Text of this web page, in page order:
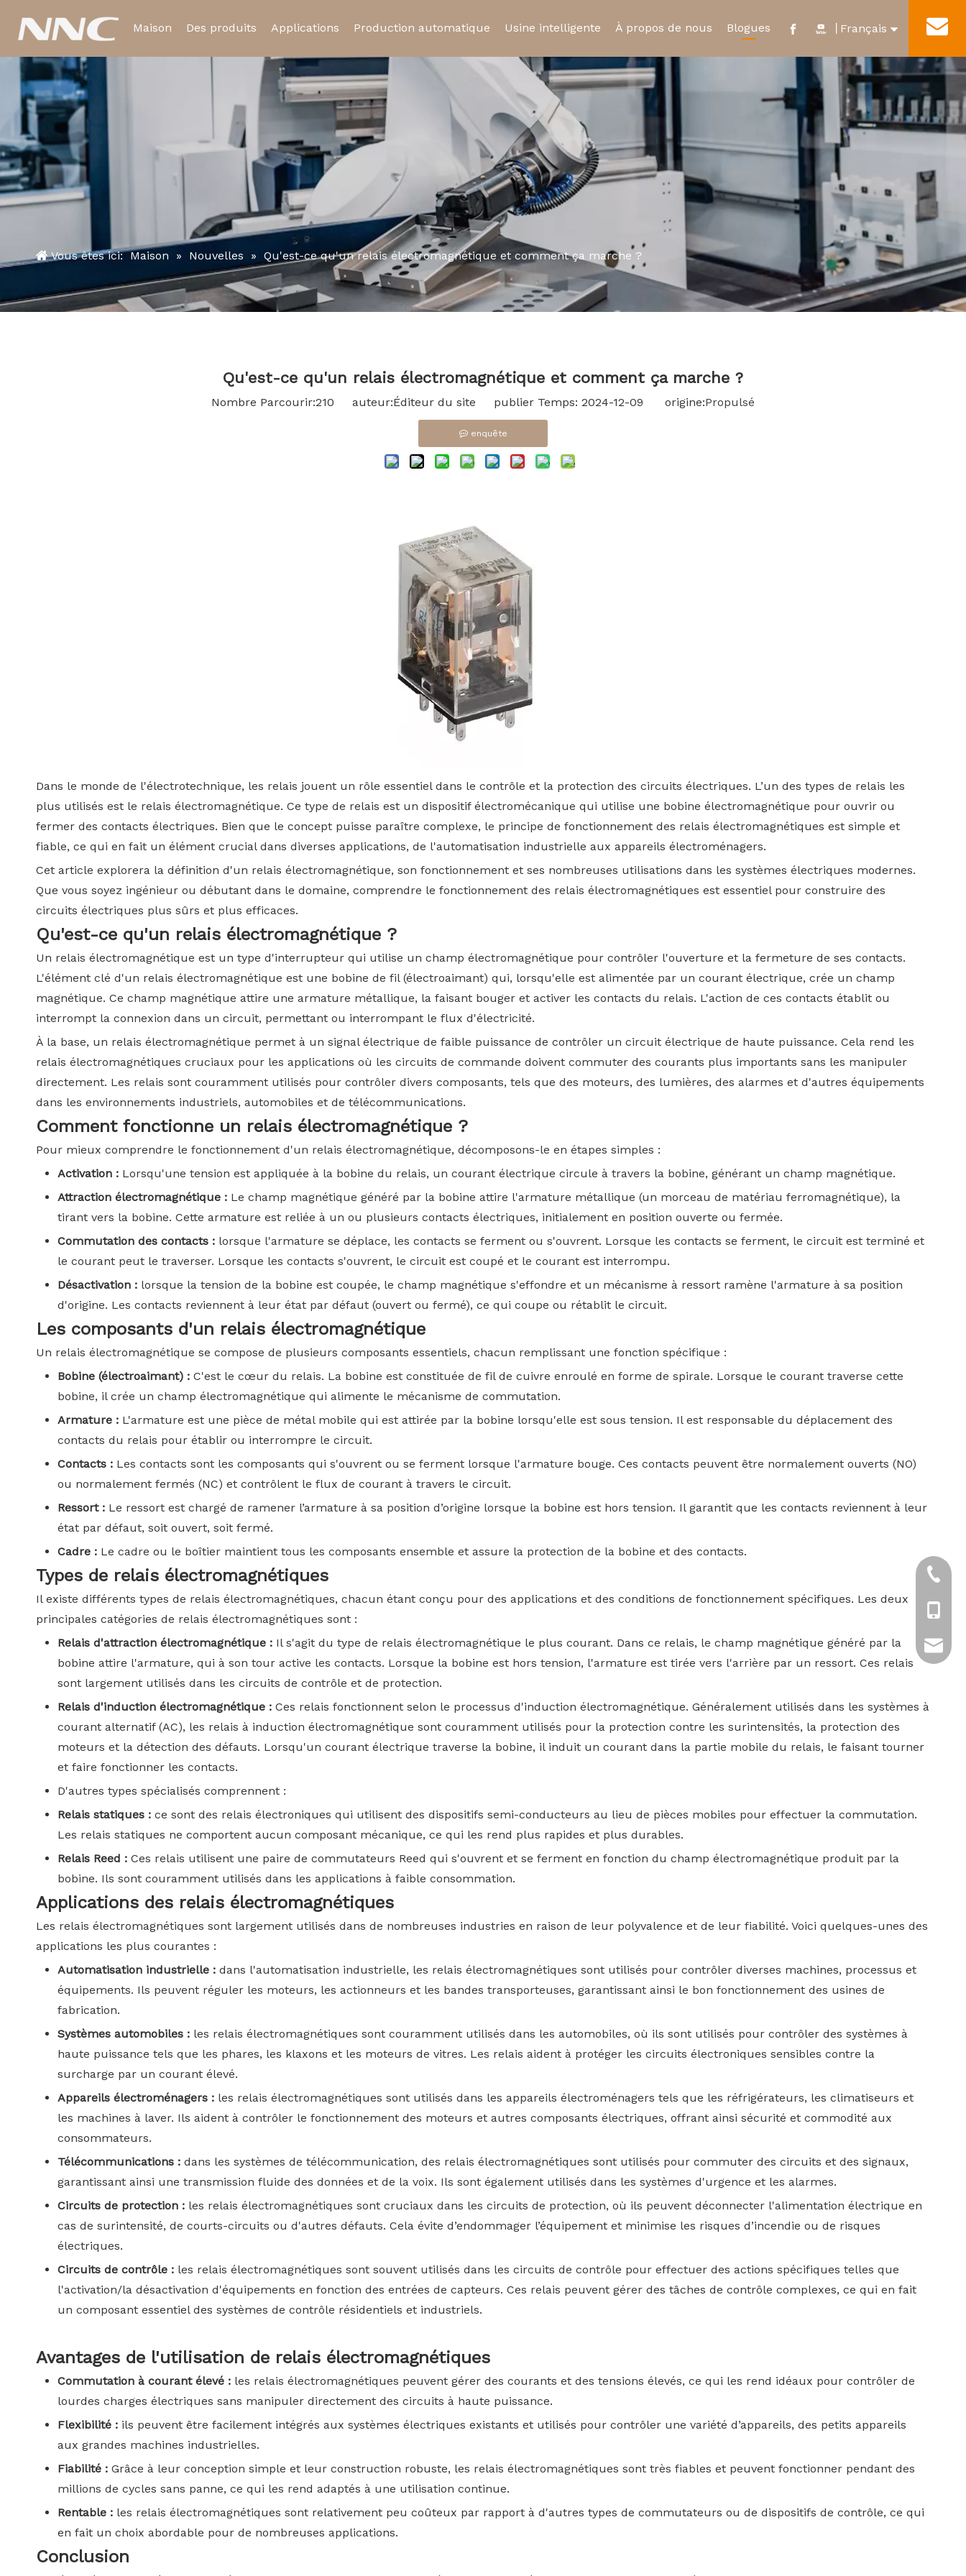
Maison Des produits
Relais électromagnétique Relais statique Relais automobile Nouveau relais d'énergie
Relais temporisé Prise de relais Micro-interrupteur Micro-interrupteur étanche
Applications Production automatique Usine intelligente À propos de nous
Certificat et distinction Visite de l'usine
Blogues Contact 丨Français
English
العربية
Português
Deutsch
Italiano
Vous êtes ici: Maison » Nouvelles » Qu'est-ce qu'un relais électromagnétique et comment ça marche ?
Qu'est-ce qu'un relais électromagnétique et comment ça marche ?
Nombre Parcourir:210 auteur:Éditeur du site publier Temps: 2024-12-09 origine:Propulsé
enquête
Dans le monde de l'électrotechnique, les relais jouent un rôle essentiel dans le contrôle et la protection des circuits électriques. L’un des types de relais les
plus utilisés est le relais électromagnétique. Ce type de relais est un dispositif électromécanique qui utilise une bobine électromagnétique pour ouvrir ou
fermer des contacts électriques. Bien que le concept puisse paraître complexe, le principe de fonctionnement des relais électromagnétiques est simple et
fiable, ce qui en fait un élément crucial dans diverses applications, de l'automatisation industrielle aux appareils électroménagers.
Cet article explorera la définition d'un relais électromagnétique, son fonctionnement et ses nombreuses utilisations dans les systèmes électriques modernes.
Que vous soyez ingénieur ou débutant dans le domaine, comprendre le fonctionnement des relais électromagnétiques est essentiel pour construire des
circuits électriques plus sûrs et plus efficaces.
Qu'est-ce qu'un relais électromagnétique ?
Un relais électromagnétique est un type d'interrupteur qui utilise un champ électromagnétique pour contrôler l'ouverture et la fermeture de ses contacts.
L'élément clé d'un relais électromagnétique est une bobine de fil (électroaimant) qui, lorsqu'elle est alimentée par un courant électrique, crée un champ
magnétique. Ce champ magnétique attire une armature métallique, la faisant bouger et activer les contacts du relais. L'action de ces contacts établit ou
interrompt la connexion dans un circuit, permettant ou interrompant le flux d'électricité.
À la base, un relais électromagnétique permet à un signal électrique de faible puissance de contrôler un circuit électrique de haute puissance. Cela rend les
relais électromagnétiques cruciaux pour les applications où les circuits de commande doivent commuter des courants plus importants sans les manipuler
directement. Les relais sont couramment utilisés pour contrôler divers composants, tels que des moteurs, des lumières, des alarmes et d'autres équipements
dans les environnements industriels, automobiles et de télécommunications.
Comment fonctionne un relais électromagnétique ?
Pour mieux comprendre le fonctionnement d'un relais électromagnétique, décomposons-le en étapes simples :
Activation : Lorsqu'une tension est appliquée à la bobine du relais, un courant électrique circule à travers la bobine, générant un champ magnétique.
Attraction électromagnétique : Le champ magnétique généré par la bobine attire l'armature métallique (un morceau de matériau ferromagnétique), la
tirant vers la bobine. Cette armature est reliée à un ou plusieurs contacts électriques, initialement en position ouverte ou fermée.
Commutation des contacts : lorsque l'armature se déplace, les contacts se ferment ou s'ouvrent. Lorsque les contacts se ferment, le circuit est terminé et
le courant peut le traverser. Lorsque les contacts s'ouvrent, le circuit est coupé et le courant est interrompu.
Désactivation : lorsque la tension de la bobine est coupée, le champ magnétique s'effondre et un mécanisme à ressort ramène l'armature à sa position
d'origine. Les contacts reviennent à leur état par défaut (ouvert ou fermé), ce qui coupe ou rétablit le circuit.
Les composants d'un relais électromagnétique
Un relais électromagnétique se compose de plusieurs composants essentiels, chacun remplissant une fonction spécifique :
Bobine (électroaimant) : C'est le cœur du relais. La bobine est constituée de fil de cuivre enroulé en forme de spirale. Lorsque le courant traverse cette
bobine, il crée un champ électromagnétique qui alimente le mécanisme de commutation.
Armature : L'armature est une pièce de métal mobile qui est attirée par la bobine lorsqu'elle est sous tension. Il est responsable du déplacement des
contacts du relais pour établir ou interrompre le circuit.
Contacts : Les contacts sont les composants qui s'ouvrent ou se ferment lorsque l'armature bouge. Ces contacts peuvent être normalement ouverts (NO)
ou normalement fermés (NC) et contrôlent le flux de courant à travers le circuit.
Ressort : Le ressort est chargé de ramener l’armature à sa position d’origine lorsque la bobine est hors tension. Il garantit que les contacts reviennent à leur
état par défaut, soit ouvert, soit fermé.
Cadre : Le cadre ou le boîtier maintient tous les composants ensemble et assure la protection de la bobine et des contacts.
Types de relais électromagnétiques
Il existe différents types de relais électromagnétiques, chacun étant conçu pour des applications et des conditions de fonctionnement spécifiques. Les deux
principales catégories de relais électromagnétiques sont :
Relais d'attraction électromagnétique : Il s'agit du type de relais électromagnétique le plus courant. Dans ce relais, le champ magnétique généré par la
bobine attire l'armature, qui à son tour active les contacts. Lorsque la bobine est hors tension, l'armature est tirée vers l'arrière par un ressort. Ces relais
sont largement utilisés dans les circuits de contrôle et de protection.
Relais d'induction électromagnétique : Ces relais fonctionnent selon le processus d'induction électromagnétique. Généralement utilisés dans les systèmes à
courant alternatif (AC), les relais à induction électromagnétique sont couramment utilisés pour la protection contre les surintensités, la protection des
moteurs et la détection des défauts. Lorsqu'un courant électrique traverse la bobine, il induit un courant dans la partie mobile du relais, le faisant tourner
et faire fonctionner les contacts.
D'autres types spécialisés comprennent :
Relais statiques : ce sont des relais électroniques qui utilisent des dispositifs semi-conducteurs au lieu de pièces mobiles pour effectuer la commutation.
Les relais statiques ne comportent aucun composant mécanique, ce qui les rend plus rapides et plus durables.
Relais Reed : Ces relais utilisent une paire de commutateurs Reed qui s'ouvrent et se ferment en fonction du champ électromagnétique produit par la
bobine. Ils sont couramment utilisés dans les applications à faible consommation.
Applications des relais électromagnétiques
Les relais électromagnétiques sont largement utilisés dans de nombreuses industries en raison de leur polyvalence et de leur fiabilité. Voici quelques-unes des
applications les plus courantes :
Automatisation industrielle : dans l'automatisation industrielle, les relais électromagnétiques sont utilisés pour contrôler diverses machines, processus et
équipements. Ils peuvent réguler les moteurs, les actionneurs et les bandes transporteuses, garantissant ainsi le bon fonctionnement des usines de
fabrication.
Systèmes automobiles : les relais électromagnétiques sont couramment utilisés dans les automobiles, où ils sont utilisés pour contrôler des systèmes à
haute puissance tels que les phares, les klaxons et les moteurs de vitres. Les relais aident à protéger les circuits électroniques sensibles contre la
surcharge par un courant élevé.
Appareils électroménagers : les relais électromagnétiques sont utilisés dans les appareils électroménagers tels que les réfrigérateurs, les climatiseurs et
les machines à laver. Ils aident à contrôler le fonctionnement des moteurs et autres composants électriques, offrant ainsi sécurité et commodité aux
consommateurs.
Télécommunications : dans les systèmes de télécommunication, des relais électromagnétiques sont utilisés pour commuter des circuits et des signaux,
garantissant ainsi une transmission fluide des données et de la voix. Ils sont également utilisés dans les systèmes d'urgence et les alarmes.
Circuits de protection : les relais électromagnétiques sont cruciaux dans les circuits de protection, où ils peuvent déconnecter l'alimentation électrique en
cas de surintensité, de courts-circuits ou d'autres défauts. Cela évite d’endommager l’équipement et minimise les risques d’incendie ou de risques
électriques.
Circuits de contrôle : les relais électromagnétiques sont souvent utilisés dans les circuits de contrôle pour effectuer des actions spécifiques telles que
l'activation/la désactivation d'équipements en fonction des entrées de capteurs. Ces relais peuvent gérer des tâches de contrôle complexes, ce qui en fait
un composant essentiel des systèmes de contrôle résidentiels et industriels.
Avantages de l'utilisation de relais électromagnétiques
Commutation à courant élevé : les relais électromagnétiques peuvent gérer des courants et des tensions élevés, ce qui les rend idéaux pour contrôler de
lourdes charges électriques sans manipuler directement des circuits à haute puissance.
Flexibilité : ils peuvent être facilement intégrés aux systèmes électriques existants et utilisés pour contrôler une variété d’appareils, des petits appareils
aux grandes machines industrielles.
Fiabilité : Grâce à leur conception simple et leur construction robuste, les relais électromagnétiques sont très fiables et peuvent fonctionner pendant des
millions de cycles sans panne, ce qui les rend adaptés à une utilisation continue.
Rentable : les relais électromagnétiques sont relativement peu coûteux par rapport à d'autres types de commutateurs ou de dispositifs de contrôle, ce qui
en fait un choix abordable pour de nombreuses applications.
Conclusion
+86-